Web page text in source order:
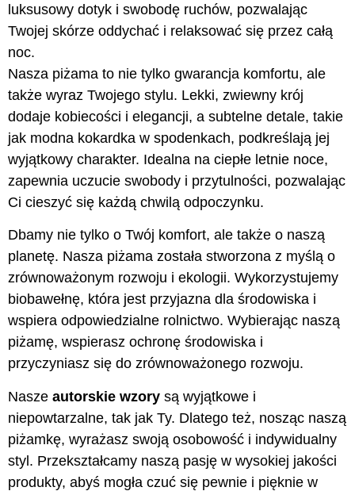
luksusowy dotyk i swobodę ruchów, pozwalając
Twojej skórze oddychać i relaksować się przez całą
noc.
Nasza piżama to nie tylko gwarancja komfortu, ale
także wyraz Twojego stylu. Lekki, zwiewny krój
dodaje kobiecości i elegancji, a subtelne detale, takie
jak modna kokardka w spodenkach, podkreślają jej
wyjątkowy charakter. Idealna na ciepłe letnie noce,
zapewnia uczucie swobody i przytulności, pozwalając
Ci cieszyć się każdą chwilą odpoczynku.
Dbamy nie tylko o Twój komfort, ale także o naszą
planetę. Nasza piżama została stworzona z myślą o
zrównoważonym rozwoju i ekologii. Wykorzystujemy
biobawełnę, która jest przyjazna dla środowiska i
wspiera odpowiedzialne rolnictwo. Wybierając naszą
piżamę, wspierasz ochronę środowiska i
przyczyniasz się do zrównoważonego rozwoju.
Nasze autorskie wzory są wyjątkowe i
niepowtarzalne, tak jak Ty. Dlatego też, nosząc naszą
piżamkę, wyrażasz swoją osobowość i indywidualny
styl. Przekształcamy naszą pasję w wysokiej jakości
produkty, abyś mogła czuć się pewnie i pięknie w